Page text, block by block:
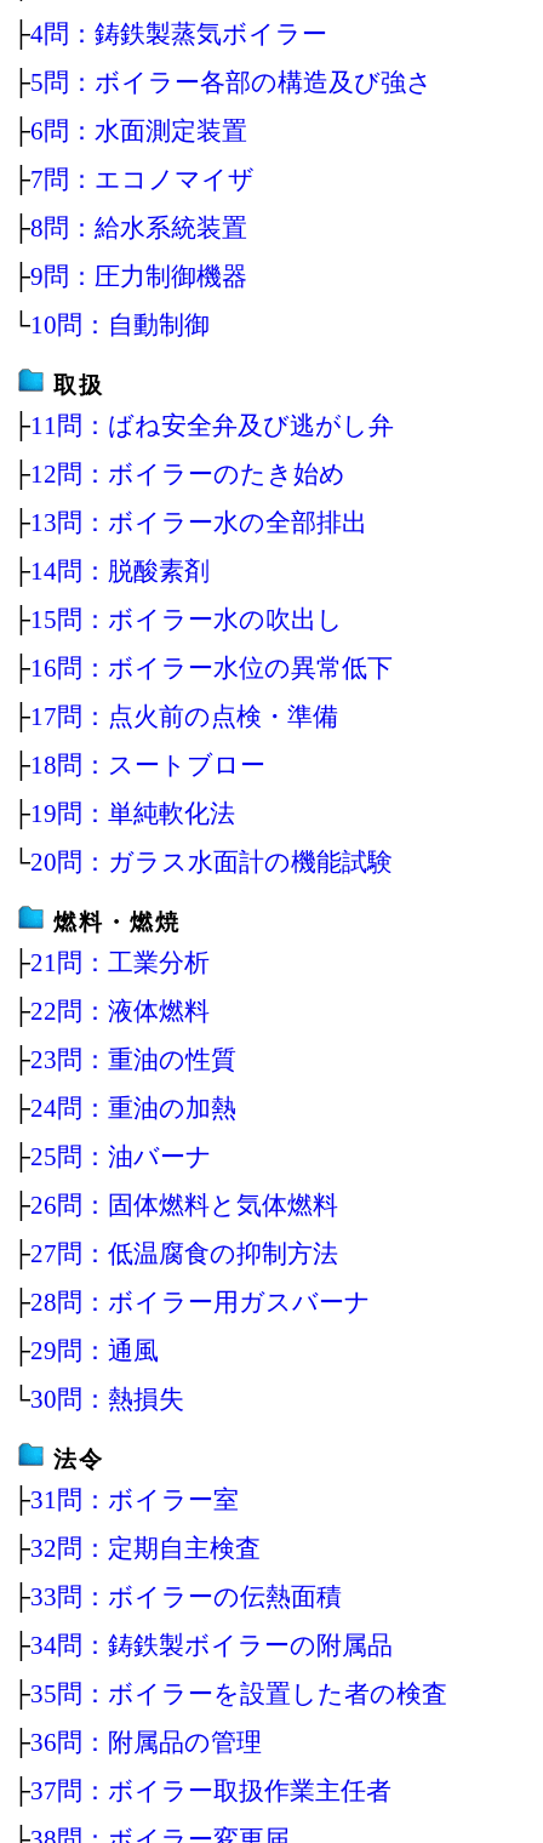
├4問：鋳鉄製蒸気ボイラー
├5問：ボイラー各部の構造及び強さ
├6問：水面測定装置
├7問：エコノマイザ
├8問：給水系統装置
├9問：圧力制御機器
└10問：自動制御
取扱
├11問：ばね安全弁及び逃がし弁
├12問：ボイラーのたき始め
├13問：ボイラー水の全部排出
├14問：脱酸素剤
├15問：ボイラー水の吹出し
├16問：ボイラー水位の異常低下
├17問：点火前の点検・準備
├18問：スートブロー
├19問：単純軟化法
└20問：ガラス水面計の機能試験
燃料・燃焼
├21問：工業分析
├22問：液体燃料
├23問：重油の性質
├24問：重油の加熱
├25問：油バーナ
├26問：固体燃料と気体燃料
├27問：低温腐食の抑制方法
├28問：ボイラー用ガスバーナ
├29問：通風
└30問：熱損失
法令
├31問：ボイラー室
├32問：定期自主検査
├33問：ボイラーの伝熱面積
├34問：鋳鉄製ボイラーの附属品
├35問：ボイラーを設置した者の検査
├36問：附属品の管理
├37問：ボイラー取扱作業主任者